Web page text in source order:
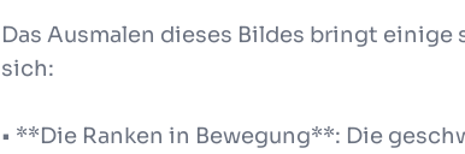
Das Ausmalen dieses Bildes bringt
sich:
• **Die Ranken in Bewegung**: Die